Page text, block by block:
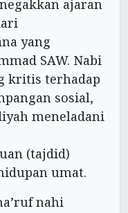
ajaran
yang
SAW. Nabi
kritis terhadap
sosial,
meneladani
(tajdid)
umat.
nahi